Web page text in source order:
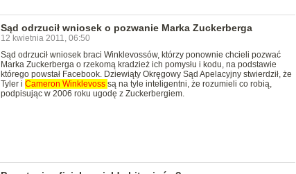
Sąd odrzucił wniosek o pozwanie Marka Zuckerberga
12 kwietnia 2011, 06:50
Sąd odrzucił wniosek braci Winklevossów, którzy ponownie chcieli pozwać
Marka Zuckerberga o rzekomą kradzież ich pomysłu i kodu, na podstawie
którego powstał Facebook. Dziewiąty Okręgowy Sąd Apelacyjny stwierdził, że
Tyler i Cameron Winklevoss są na tyle inteligentni, że rozumieli co robią,
podpisując w 2006 roku ugodę z Zuckerbergiem.